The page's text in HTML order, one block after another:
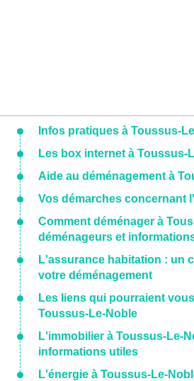
Infos pratiques à Toussus-
Les box internet à Toussus-
Aide au déménagement à
Vos démarches concernant
Comment déménager à
déménageurs et
L'assurance habitation : un
votre déménagement
Les liens qui pourraient
Toussus-Le-Noble
L'immobilier à Toussus-Le-
informations utiles
L'énergie à Toussus-Le-